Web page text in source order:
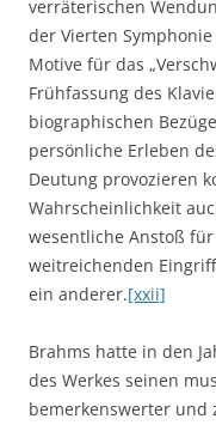
verräterischen
der Vierten
Motive für das
Frühfassung des
biographischen
persönliche Erleben
Deutung provozieren
Wahrscheinlichkeit
wesentliche Anstoß
weitreichenden
ein anderer.[xxii]
Brahms hatte in den
des Werkes seinen
bemerkenswerter und